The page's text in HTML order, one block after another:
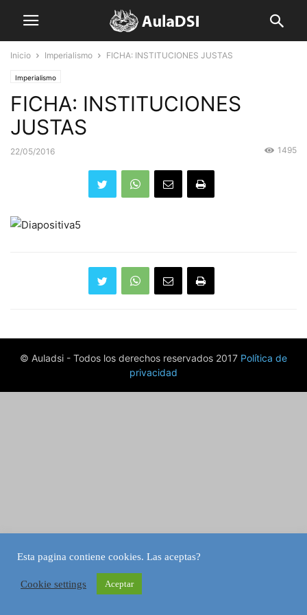
Inicio Imperialismo FICHA: INSTITUCIONES JUSTAS
Imperialismo
FICHA: INSTITUCIONES
JUSTAS
22/05/2016 1495
© Auladsi - Todos los derechos reservados 2017 Política de
privacidad
Esta pagina contiene cookies. Las aceptas?
Cookie settings Aceptar